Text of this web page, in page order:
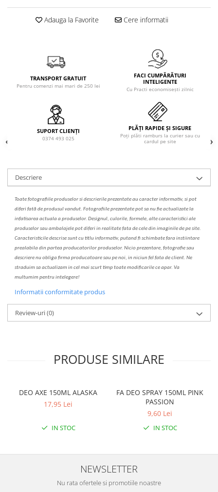
Adauga la Favorite Cere informatii
TRANSPORT GRATUIT
Pentru comenzi mai mari de 250 lei
FACI CUMPĂRĂTURI
INTELIGENTE
Cu Practi economisești zilnic
SUPORT CLIENȚI
0374 493 025
PLĂȚI RAPIDE ȘI SIGURE
Poți plăti ramburs la curier sau cu
cardul pe site
Descriere
Toate fotografiile produselorsidescrierileprezentate au caracter informativ, si pot
diferi fată de produsul vandut. Fotografiile prezentate pot sa nu fie actualizate la
infatisarea actuala a produselor. Designul, culorile, formele, alte caracteristici ale
produselor sau ambalajele pot diferi in realitate fata de cele din imaginile de pe site.
Caracteristicile descrise sunt cu titlu informativ, putand fi schimbate fara instiintare
prealabila din partea producatorilor produselor. Nicio prezentare, fotografie sau
descriere nu obliga firma producatoare sau pe noi, in niciun fel fata de client. Ne
straduim sa actualizam in cel mai scurt timp toate modificarile ce apar. Va
multumim pentru intelegere!
Informatii conformitate produs
Review-uri(0)
PRODUSE SIMILARE
DEO AXE 150ML ALASKA
17,95 Lei
IN STOC
FA DEO SPRAY 150ML PINK
PASSION
9,60 Lei
IN STOC
NEWSLETTER
Nu rata ofertele si promotiile noastre